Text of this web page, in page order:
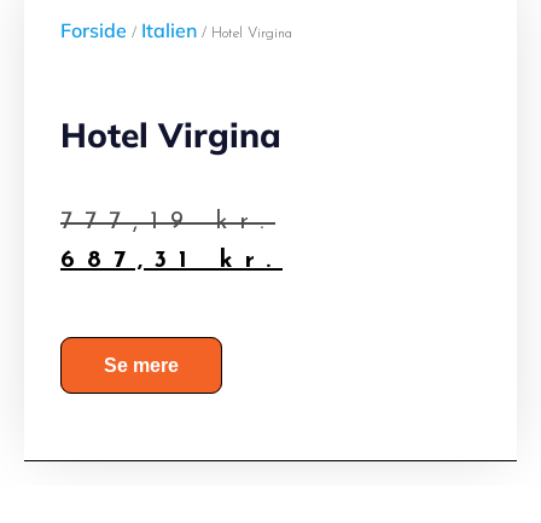
Forside / Italien / Hotel Virgina
Hotel Virgina
777,19kr.
687,31
kr.
Se mere